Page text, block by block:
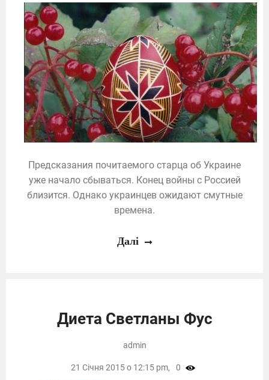
Предсказания почитаемого старца об Украине
уже начало сбываться. Конец войны с Россией
близится. Однако украинцев ожидают смутные
времена.
Далі
Диета Светланы Фус
admin
21 Січня 2015 о 12:15 pm, 0